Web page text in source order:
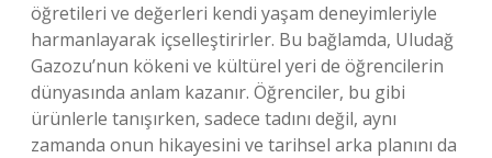
öğretileri ve değerleri kendi yaşam deneyimleriyle
harmanlayarak içselleştirirler. Bu bağlamda, Uludağ
Gazozu’nun kökeni ve kültürel yeri de öğrencilerin
dünyasında anlam kazanır. Öğrenciler, bu gibi
ürünlerle tanışırken, sadece tadını değil, aynı
zamanda onun hikayesini ve tarihsel arka planını da